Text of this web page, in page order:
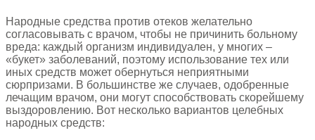
Народные средства против отеков желательно
согласовывать с врачом, чтобы не причинить больному
вреда: каждый организм индивидуален, у многих –
«букет» заболеваний, поэтому использование тех или
иных средств может обернуться неприятными
сюрпризами. В большинстве же случаев, одобренные
лечащим врачом, они могут способствовать скорейшему
выздоровлению. Вот несколько вариантов целебных
народных средств: